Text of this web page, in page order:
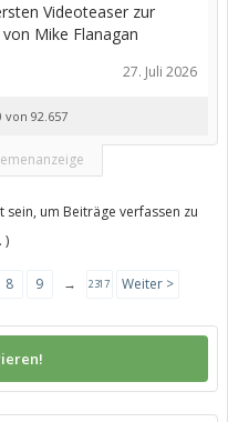
Videoteaser zur
Mike Flanagan
27. Juli 2026
von 92.657
um Beiträge verfassen zu
)
8 9 → 2317 Weiter >